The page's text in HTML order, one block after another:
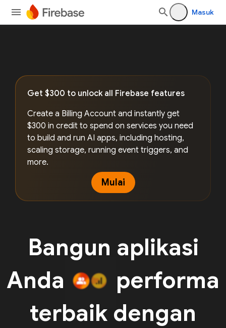
Masuk
Get $300 to unlock all Firebase features
Create a Billing Account and instantly get
$300 in credit to spend on services you need
to build and run AI apps, including hosting,
scaling storage, running event triggers, and
more.
Mulai
Bangun aplikasi
Anda
performa
terbaik dengan